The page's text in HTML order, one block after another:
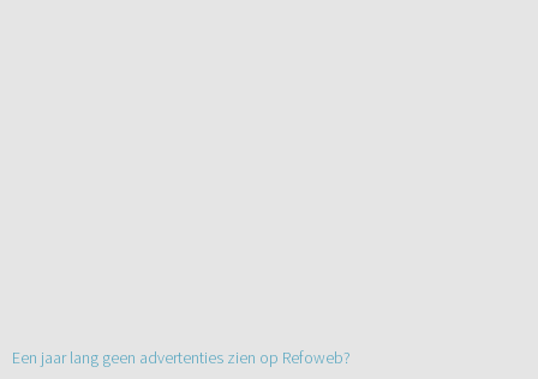
Een jaar lang geen advertenties zien op Refoweb?